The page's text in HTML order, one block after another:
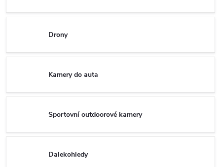
Drony
Kamery do auta
Sportovní outdoorové kamery
Dalekohledy